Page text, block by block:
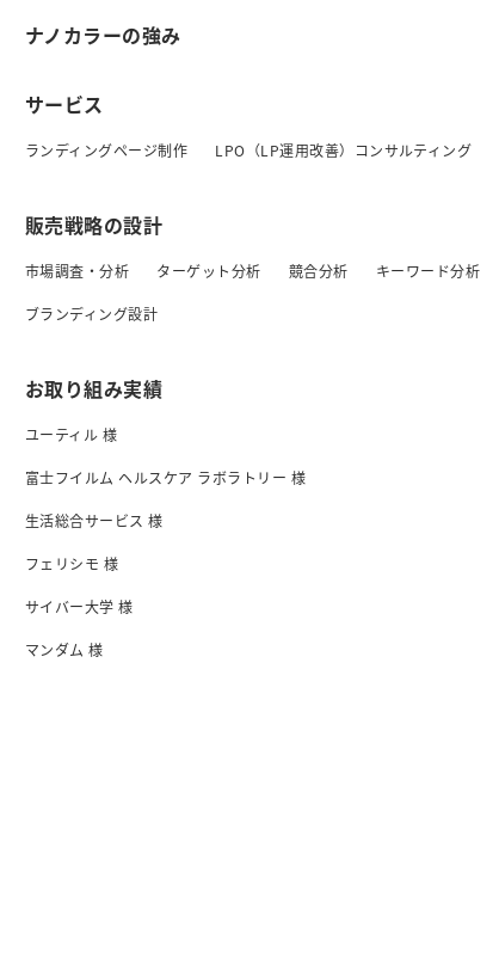
ナノカラーの強み
サービス
ランディングページ制作 LPO（LP運用改善）コンサルティング
販売戦略の設計
市場調査・分析 ターゲット分析 競合分析 キーワード分析
ブランディング設計
お取り組み実績
ユーティル 様
富士フイルム ヘルスケア ラボラトリー 様
生活総合サービス 様
フェリシモ 様
サイバー大学 様
マンダム 様